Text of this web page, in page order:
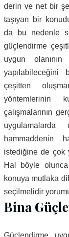
derin ve net bir
taşıyan bir
da bu nedenle
güçlendirme
uygun
çeşitten
yöntemlerinin
çalışmalarının
hammaddenin
istediğine de çok
Hal böyle
konuya mutlaka
seçilmelidir
Bina
Güçlendirme